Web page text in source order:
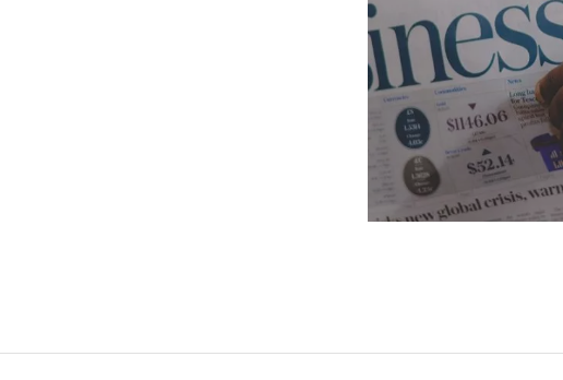
2026. The
everyone involved in
industry, including
experts, and